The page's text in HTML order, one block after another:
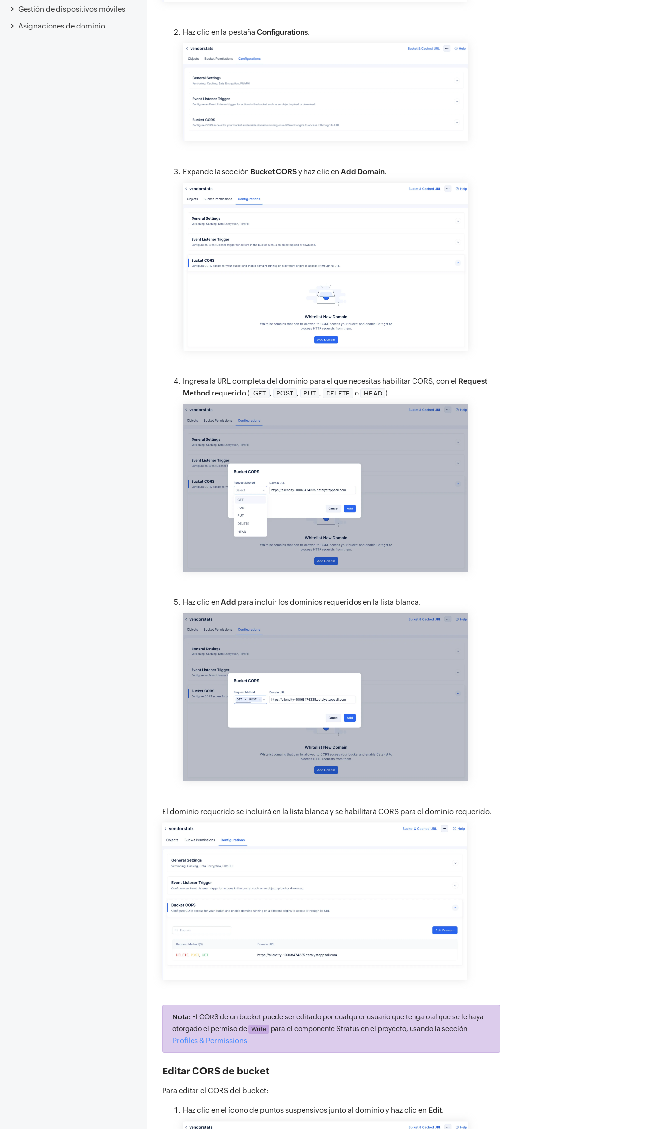
Gestión de dispositivos móviles
Asignaciones de dominio
Haz clic en la pestaña Configurations.
Expande la sección Bucket CORSy haz clic en Add Domain.
Ingresa la URL completa del dominio para el que necesitas habilitar CORS, con el Request
Method requerido ( GET , POST , PUT , DELETE o HEAD ).
Haz clic en Add para incluir los dominios requeridos en la lista blanca.
El dominio requerido se incluirá en la lista blanca y se habilitará CORS para el dominio requerido.
Nota: El CORS de un bucket puede ser editado por cualquier usuario que tenga o al que se le haya
otorgado el permiso de
Write para el componente Stratus en el proyecto, usando la sección
Profiles & Permissions.
Editar CORS de bucket
Para editar el CORS del bucket:
Haz clic en el ícono de puntos suspensivos junto al dominio y haz clic en Edit.